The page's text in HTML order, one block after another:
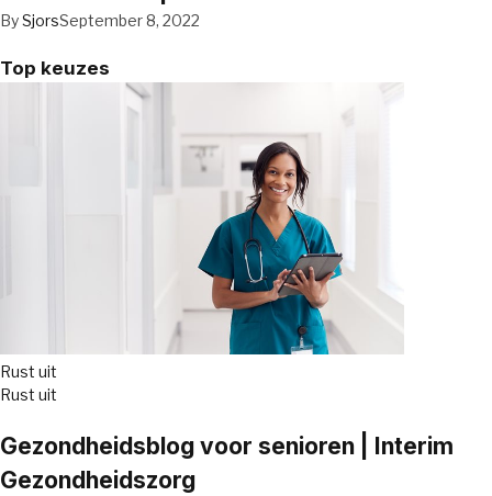
BySjorsSeptember 8, 2022
Top keuzes
Rust uit
Rust uit
Gezondheidsblog voor senioren | Interim
Gezondheidszorg